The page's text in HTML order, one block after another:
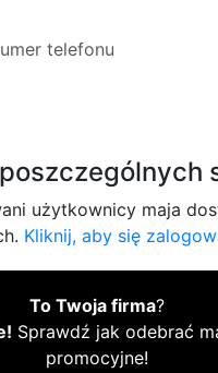
telefonu
użytkownicy maja
Kliknij, aby się
To Twoja firma?
Sprawdź jak odebrać
promocyjne!